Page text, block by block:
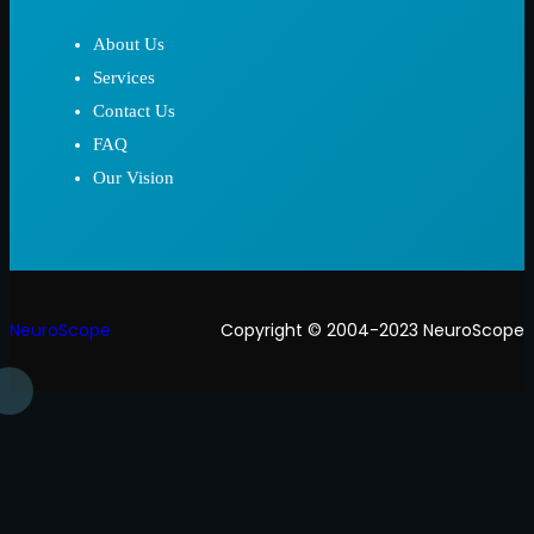
About Us
Services
Contact Us
FAQ
Our Vision
NeuroScope Copyright © 2004-2023 NeuroScope